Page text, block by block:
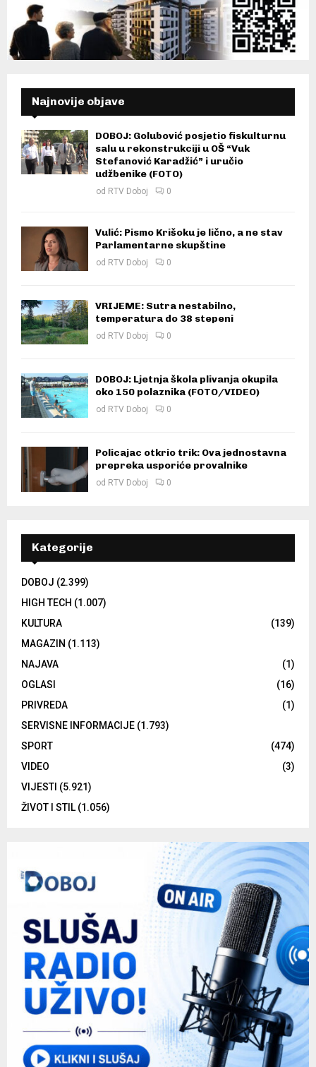
Najnovije objave
DOBOJ: Golubović posjetio fiskulturnu
salu u rekonstrukciji u OŠ “Vuk
Stefanović Karadžić” i uručio
udžbenike (FOTO)
od RTV Doboj 0
Vulić: Pismo Krišoku je lično, a ne stav
Parlamentarne skupštine
od RTV Doboj 0
VRIJEME: Sutra nestabilno,
temperatura do 38 stepeni
od RTV Doboj 0
DOBOJ: Ljetnja škola plivanja okupila
oko 150 polaznika (FOTO/VIDEO)
od RTV Doboj 0
Policajac otkrio trik: Ova jednostavna
prepreka usporiće provalnike
od RTV Doboj 0
Kategorije
DOBOJ (2.399)
HIGH TECH (1.007)
KULTURA
(139)
MAGAZIN (1.113)
NAJAVA
(1)
OGLASI
(16)
PRIVREDA
(1)
SERVISNE INFORMACIJE (1.793)
SPORT
(474)
VIDEO
(3)
VIJESTI (5.921)
ŽIVOT I STIL (1.056)